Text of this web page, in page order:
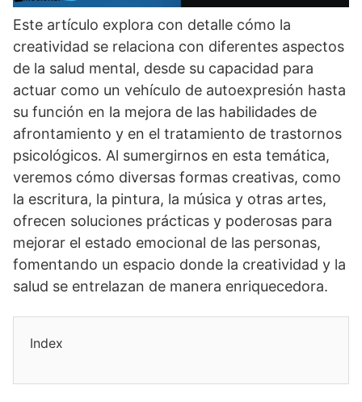
Este artí­culo explora con detalle cómo la
creatividad se relaciona con diferentes aspectos
de la salud mental, desde su capacidad para
actuar como un vehí­culo de autoexpresión hasta
su función en la mejora de las habilidades de
afrontamiento y en el tratamiento de trastornos
psicológicos. Al sumergirnos en esta temática,
veremos cómo diversas formas creativas, como
la escritura, la pintura, la música y otras artes,
ofrecen soluciones prácticas y poderosas para
mejorar el estado emocional de las personas,
fomentando un espacio donde la creatividad y la
salud se entrelazan de manera enriquecedora.
Index